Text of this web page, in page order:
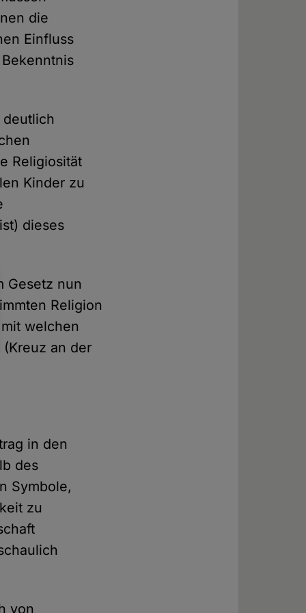
die
Einfluss
Religiosität
Kinder zu
dieses
Gesetz nun
Religion
welchen
an der
in den
des
Symbole,
zu
von